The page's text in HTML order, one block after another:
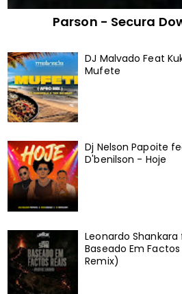
Parson - Secura
DJ Malvado Feat
Mufete
Dj Nelson Papoite
D'benilson - Hoje
Leonardo
Baseado Em
Remix)